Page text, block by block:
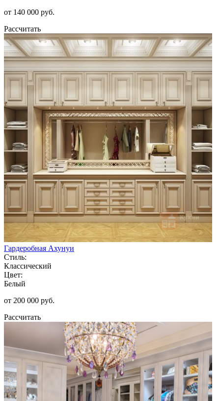
от 140 000 руб.
Рассчитать
Гардеробная Ахунуи
Стиль:
Классический
Цвет:
Белый
от 200 000 руб.
Рассчитать